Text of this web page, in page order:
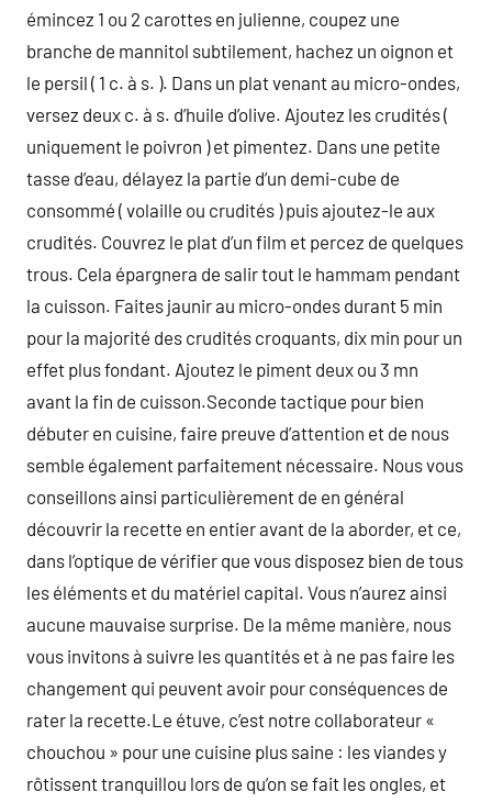
émincez 1 ou 2 carottes en julienne, coupez une
branche de mannitol subtilement, hachez un oignon et
le persil ( 1 c. à s. ). Dans un plat venant au micro-ondes,
versez deux c. à s. d’huile d’olive. Ajoutez les crudités (
uniquement le poivron ) et pimentez. Dans une petite
tasse d’eau, délayez la partie d’un demi-cube de
consommé ( volaille ou crudités ) puis ajoutez-le aux
crudités. Couvrez le plat d’un film et percez de quelques
trous. Cela épargnera de salir tout le hammam pendant
la cuisson. Faites jaunir au micro-ondes durant 5 min
pour la majorité des crudités croquants, dix min pour un
effet plus fondant. Ajoutez le piment deux ou 3 mn
avant la fin de cuisson.Seconde tactique pour bien
débuter en cuisine, faire preuve d’attention et de nous
semble également parfaitement nécessaire. Nous vous
conseillons ainsi particulièrement de en général
découvrir la recette en entier avant de la aborder, et ce,
dans l’optique de vérifier que vous disposez bien de tous
les éléments et du matériel capital. Vous n’aurez ainsi
aucune mauvaise surprise. De la même manière, nous
vous invitons à suivre les quantités et à ne pas faire les
changement qui peuvent avoir pour conséquences de
rater la recette.Le étuve, c’est notre collaborateur «
chouchou » pour une cuisine plus saine : les viandes y
rôtissent tranquillou lors de qu’on se fait les ongles, et